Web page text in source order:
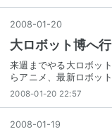
2008-01 -20
大ロボット博へ
来週までやる大ロボッ
らアニメ、最新ロボッ
2008-01-20 22:57
2008-01 -19